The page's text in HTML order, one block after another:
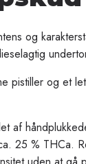
og
pistiller og et
af
25 % THCa.